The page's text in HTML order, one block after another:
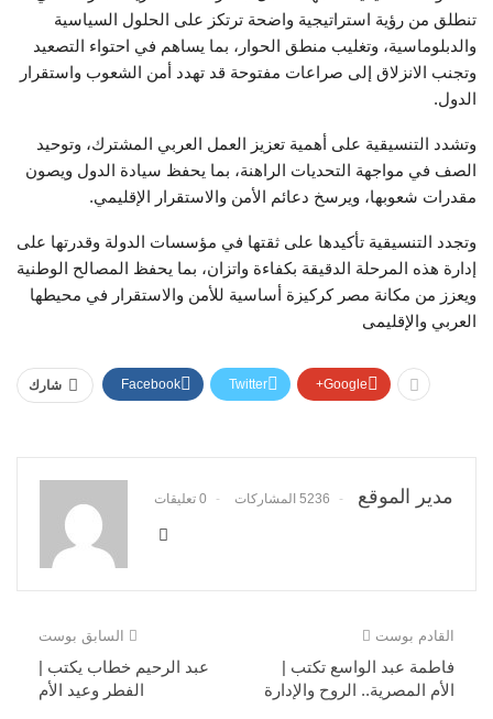
تنطلق من رؤية استراتيجية واضحة ترتكز على الحلول السياسية
والدبلوماسية، وتغليب منطق الحوار، بما يساهم في احتواء التصعيد
وتجنب الانزلاق إلى صراعات مفتوحة قد تهدد أمن الشعوب واستقرار
الدول.
وتشدد التنسيقية على أهمية تعزيز العمل العربي المشترك، وتوحيد
الصف في مواجهة التحديات الراهنة، بما يحفظ سيادة الدول ويصون
مقدرات شعوبها، ويرسخ دعائم الأمن والاستقرار الإقليمي.
وتجدد التنسيقية تأكيدها على ثقتها في مؤسسات الدولة وقدرتها على
إدارة هذه المرحلة الدقيقة بكفاءة واتزان، بما يحفظ المصالح الوطنية
ويعزز من مكانة مصر كركيزة أساسية للأمن والاستقرار في محيطها
العربي والإقليمى
شارك Facebook Twitter Google+
مدير الموقع 5236 المشاركات 0 تعليقات
السابق بوست
عبد الرحيم خطاب يكتب |
الفطر وعيد الأم
القادم بوست
فاطمة عبد الواسع تكتب |
الأم المصرية.. الروح والإدارة